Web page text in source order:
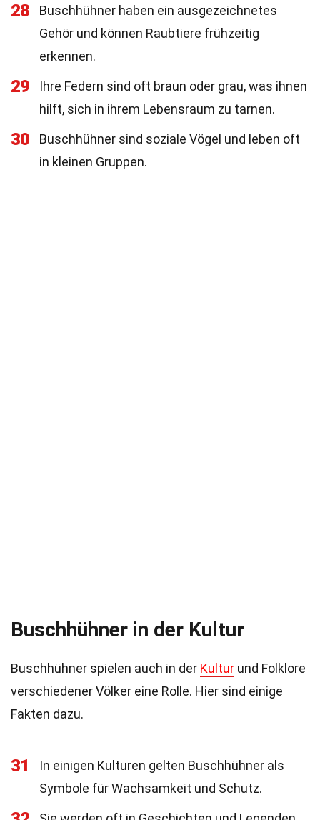
28
Buschhühner haben ein ausgezeichnetes
Gehör und können Raubtiere frühzeitig
erkennen.
29
Ihre Federn sind oft braun oder grau, was ihnen
hilft, sich in ihrem Lebensraum zu tarnen.
30
Buschhühner sind soziale Vögel und leben oft
in kleinen Gruppen.
Buschhühner in der Kultur
Buschhühner spielen auch in der Kultur und Folklore
verschiedener Völker eine Rolle. Hier sind einige
Fakten dazu.
31
In einigen Kulturen gelten Buschhühner als
Symbole für Wachsamkeit und Schutz.